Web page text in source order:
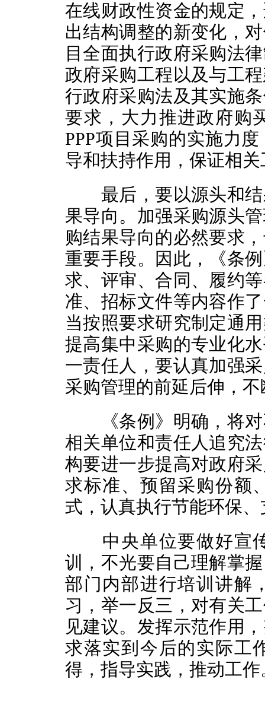
在线财政性资金的规定
出结构调整的新变化，
目全面执行政府采购法
政府采购工程以及与工
行政府采购法及其实施
要求，大力推进政府购
PPP项目采购的实施力
导和扶持作用，保证相
最后，要以源头和结
果导向。加强采购源头
购结果导向的必然要求
重要手段。因此，《条
求、评审、合同、履约
准、招标文件等内容作
当按照要求研究制定通
提高集中采购的专业化
一责任人，要认真加强
采购管理的前延后伸，
《条例》明确，将对
相关单位和责任人追究
构要进一步提高对政府
求标准、预留采购份额
式，认真执行节能环保
中央单位要做好宣传
训，不光要自己理解掌
部门内部进行培训讲解
习，举一反三，对有关
见建议。发挥示范作用
求落实到今后的实际工
得，指导实践，推动工作